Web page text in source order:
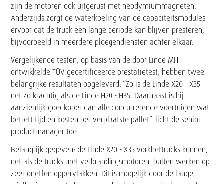
zijn de motoren ook uitgerust met neodymiummagneten.
Anderzijds zorgt de waterkoeling van de capaciteitsmodules
ervoor dat de truck een lange periode kan blijven presteren,
bijvoorbeeld in meerdere ploegendiensten achter elkaar.
Vergelijkende testen, op basis van de door Linde MH
ontwikkelde TÜV-gecertificeerde prestatietest, hebben twee
belangrijke resultaten opgeleverd: “Zo is de Linde X20 - X35
net zo krachtig als de Linde H20 - H35. Daarnaast is hij
aanzienlijk goedkoper dan alle concurrerende voertuigen wat
betreft tijd en kosten per verplaatste pallet”, licht de senior
productmanager toe.
Belangrijk gegeven: de Linde X20 - X35 vorkheftrucks kunnen,
net als de trucks met verbrandingsmotoren, buiten werken op
zeer oneffen oppervlakken. Dit is mogelijk door de lange